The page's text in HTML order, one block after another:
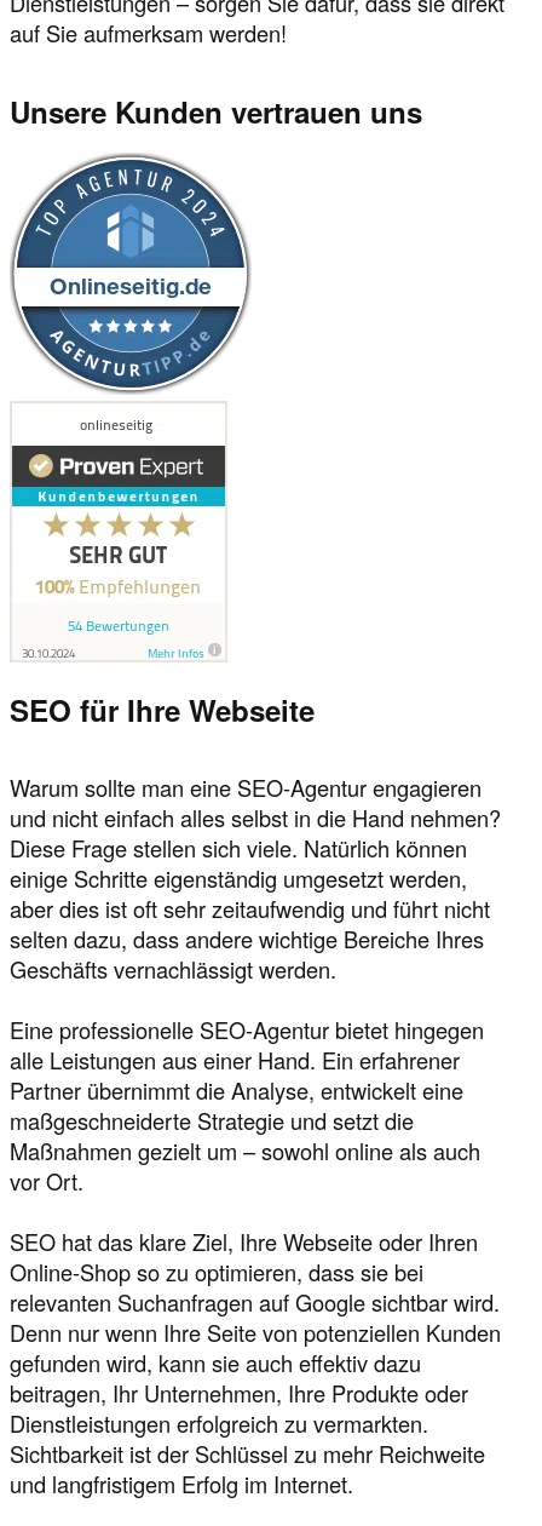
auf Sie aufmerksam werden!
Unsere Kunden vertrauen uns
SEO für Ihre Webseite
Warum sollte man eine SEO-Agentur engagieren
und nicht einfach alles selbst in die Hand nehmen?
Diese Frage stellen sich viele. Natürlich können
einige Schritte eigenständig umgesetzt werden,
aber dies ist oft sehr zeitaufwendig und führt nicht
selten dazu, dass andere wichtige Bereiche Ihres
Geschäfts vernachlässigt werden.
Eine professionelle SEO-Agentur bietet hingegen
alle Leistungen aus einer Hand. Ein erfahrener
Partner übernimmt die Analyse, entwickelt eine
maßgeschneiderte Strategie und setzt die
Maßnahmen gezielt um – sowohl online als auch
vor Ort.
SEO hat das klare Ziel, Ihre Webseite oder Ihren
Online-Shop so zu optimieren, dass sie bei
relevanten Suchanfragen auf Google sichtbar wird.
Denn nur wenn Ihre Seite von potenziellen Kunden
gefunden wird, kann sie auch effektiv dazu
beitragen, Ihr Unternehmen, Ihre Produkte oder
Dienstleistungen erfolgreich zu vermarkten.
Sichtbarkeit ist der Schlüssel zu mehr Reichweite
und langfristigem Erfolg im Internet.